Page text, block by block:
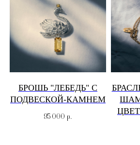
БРОШЬ "ЛЕБЕДЬ" С
ПОДВЕСКОЙ-КАМНЕМ
95 000 р.